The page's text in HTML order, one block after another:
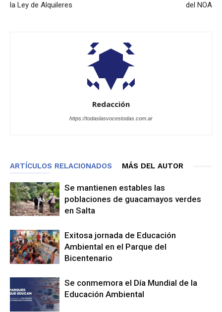
la Ley de Alquileres
del NOA
Redacción
https://todaslasvocestodas.com.ar
ARTÍCULOS RELACIONADOS MÁS DEL AUTOR
Se mantienen estables las
poblaciones de guacamayos verdes
en Salta
Exitosa jornada de Educación
Ambiental en el Parque del
Bicentenario
Se conmemora el Día Mundial de la
Educación Ambiental